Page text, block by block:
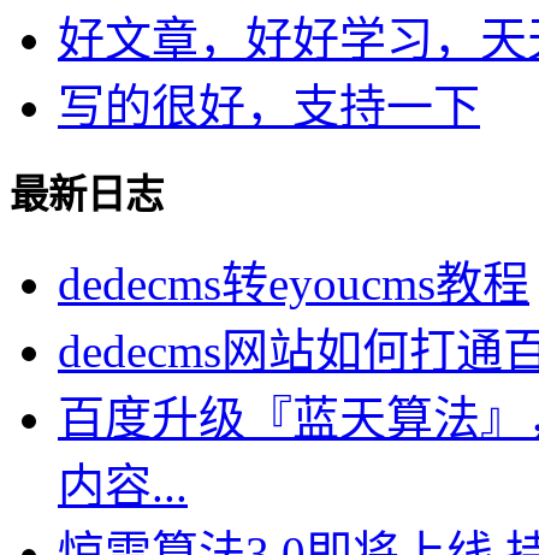
好文章，好好学习，天
写的很好，支持一下
最新日志
dedecms转eyoucms教程
dedecms网站如何打通
百度升级『蓝天算法
内容...